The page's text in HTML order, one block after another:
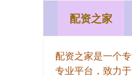
配资之家
配资之家是一个
专业平台，致力